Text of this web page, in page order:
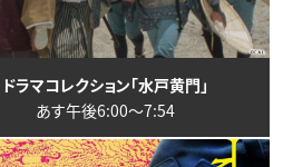
ドラマコレクション「水戸黄門」
あす午後6:00〜7:54